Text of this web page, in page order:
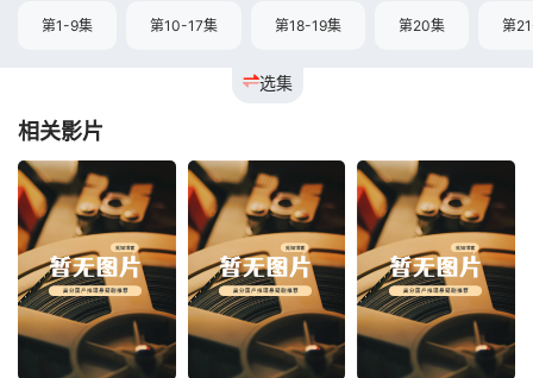
选集
第1-9集 第10-17集 第18-19集 第20集 第
相关影片